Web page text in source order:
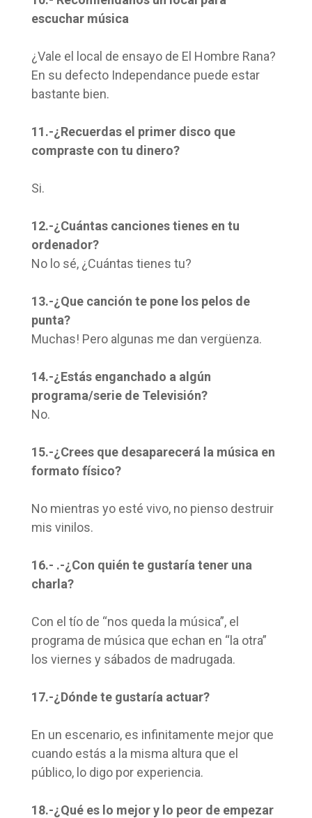
escuchar música
¿Vale el local de ensayo de El Hombre Rana?
En su defecto Independance puede estar
bastante bien.
11.-¿Recuerdas el primer disco que
compraste con tu dinero?
Si.
12.-¿Cuántas canciones tienes en tu
ordenador?
No lo sé, ¿Cuántas tienes tu?
13.-¿Que canción te pone los pelos de
punta?
Muchas! Pero algunas me dan vergüenza.
14.-¿Estás enganchado a algún
programa/serie de Televisión?
No.
15.-¿Crees que desaparecerá la música en
formato físico?
No mientras yo esté vivo, no pienso destruir
mis vinilos.
16.- .-¿Con quién te gustaría tener una
charla?
Con el tío de “nos queda la música”, el
programa de música que echan en “la otra”
los viernes y sábados de madrugada.
17.-¿Dónde te gustaría actuar?
En un escenario, es infinitamente mejor que
cuando estás a la misma altura que el
público, lo digo por experiencia.
18.-¿Qué es lo mejor y lo peor de empezar